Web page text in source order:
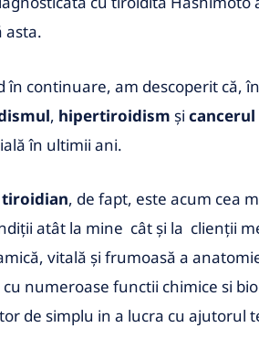
asta.
în continuare, am descoperit că,
, hipertiroidism și
în ultimii ani.
tiroidian, de fapt, este acum cea
atât la mine cât și la clienții
vitală și frumoasă a
numeroase functii chimice si
de simplu in a lucra cu ajutorul